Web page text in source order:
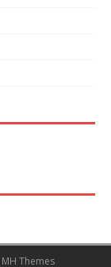
MH Themes